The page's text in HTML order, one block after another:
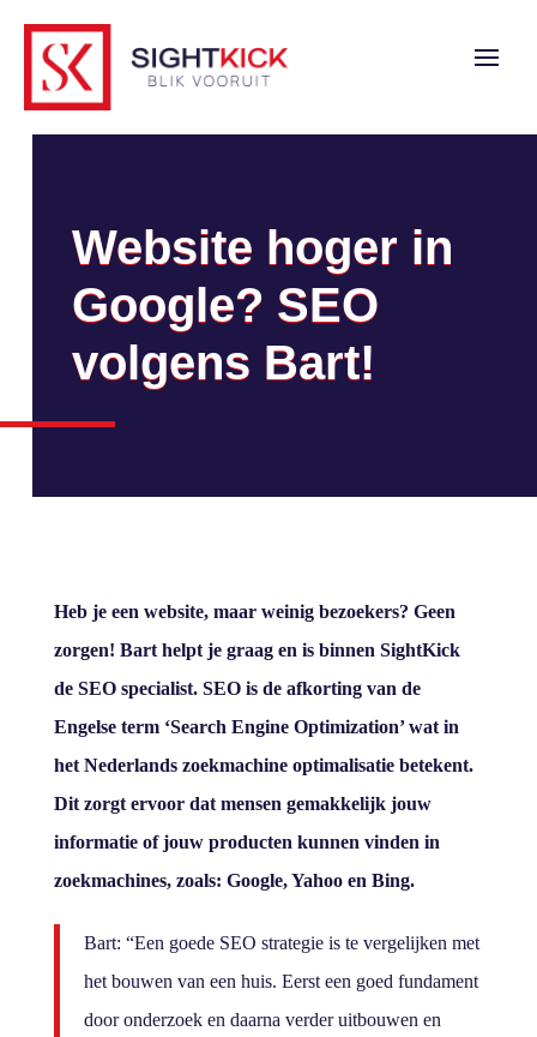
Website hoger in
Google? SEO
volgens Bart!
Heb je een website, maar weinig bezoekers? Geen
zorgen! Bart helpt je graag en is binnen SightKick
de SEO specialist. SEO is de afkorting van de
Engelse term ‘Search Engine Optimization’ wat in
het Nederlands zoekmachine optimalisatie betekent.
Dit zorgt ervoor dat mensen gemakkelijk jouw
informatie of jouw producten kunnen vinden in
zoekmachines, zoals: Google, Yahoo en Bing.
Bart: “Een goede SEO strategie is te vergelijken met
het bouwen van een huis. Eerst een goed fundament
door onderzoek en daarna verder uitbouwen en